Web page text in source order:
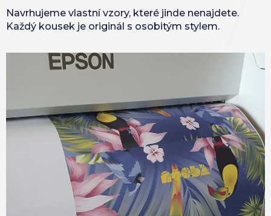
Navrhujeme vlastní vzory, které jinde nenajdete.
Každý kousek je originál s osobitým stylem.